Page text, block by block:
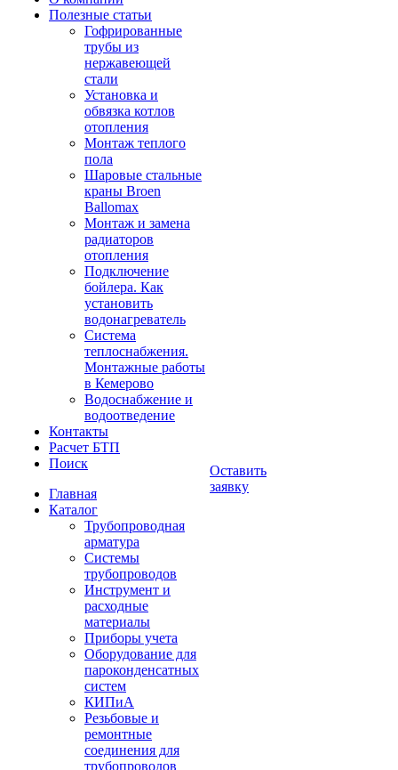
Полезные статьи
Гофрированные
трубы из
нержавеющей
стали
Установка и
обвязка котлов
отопления
Монтаж теплого
пола
Шаровые стальные
краны Broen
Ballomax
Монтаж и замена
радиаторов
отопления
Подключение
бойлера. Как
установить
водонагреватель
Система
теплоснабжения.
Монтажные работы
в Кемерово
Водоснабжение и
водоотведение
Контакты
Расчет БТП
Поиск
Главная
Каталог
Трубопроводная
арматура
Системы
трубопроводов
Инструмент и
расходные
материалы
Приборы учета
Оборудование для
пароконденсатных
систем
КИПиА
Резьбовые и
ремонтные
соединения для
трубопроводов
Оставить
заявку